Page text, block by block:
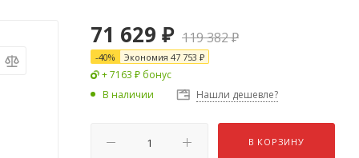
71 629 ₽ 119 382₽
-40% Экономия 47 753 ₽
+ 7163 ₽ бонус
В наличии
Нашли дешевле?
В КОРЗИНУ